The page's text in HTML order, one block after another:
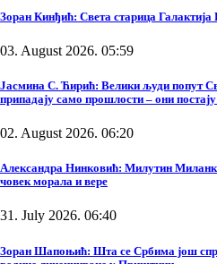
Зоран Кинђић: Света старица Галактија
03. August 2026. 05:59
Јасмина С. Ћирић: Велики људи попут
припадају само прошлости – они
02. August 2026. 06:20
Александра Нинковић: Милутин
човек морала и вере
31. July 2026. 06:40
Зоран Шапоњић: Шта се Србима још